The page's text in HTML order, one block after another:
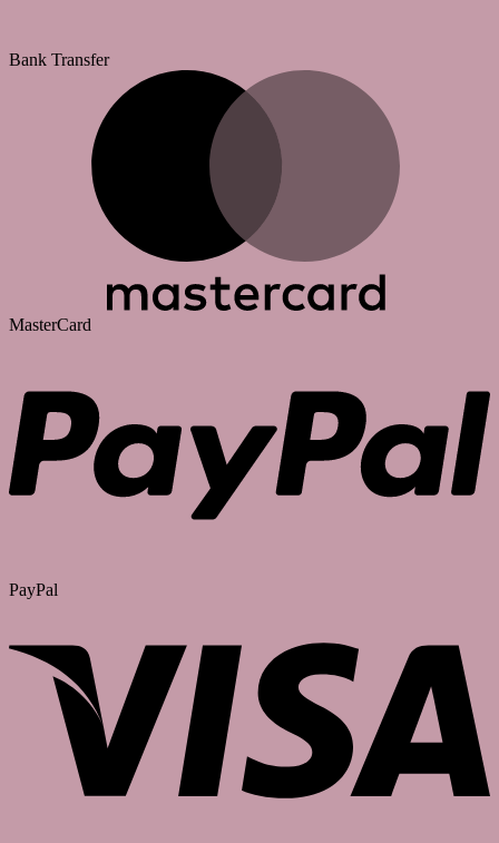
Bank Transfer
MasterCard
PayPal